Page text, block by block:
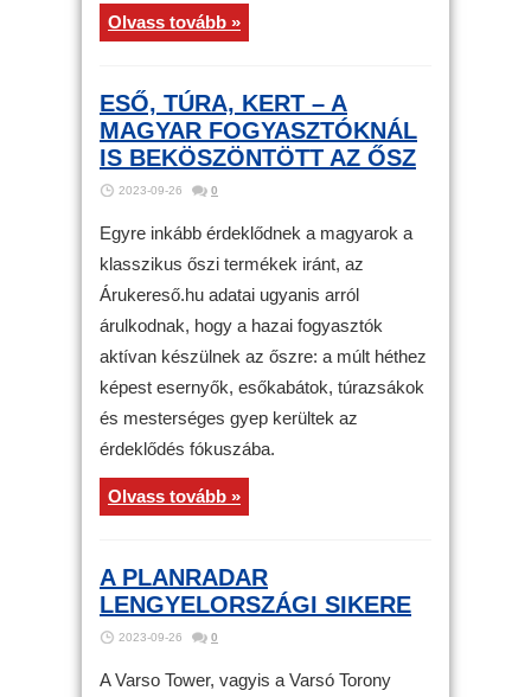
Olvass tovább »
ESŐ, TÚRA, KERT – A
MAGYAR FOGYASZTÓKNÁL
IS BEKÖSZÖNTÖTT AZ ŐSZ
2023-09-26 0
Egyre inkább érdeklődnek a magyarok a
klasszikus őszi termékek iránt, az
Árukereső.hu adatai ugyanis arról
árulkodnak, hogy a hazai fogyasztók
aktívan készülnek az őszre: a múlt héthez
képest esernyők, esőkabátok, túrazsákok
és mesterséges gyep kerültek az
érdeklődés fókuszába.
Olvass tovább »
A PLANRADAR
LENGYELORSZÁGI SIKERE
2023-09-26 0
A Varso Tower, vagyis a Varsó Torony